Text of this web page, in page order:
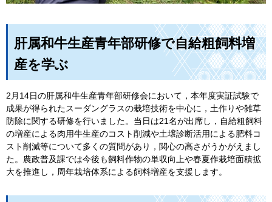
肝属和牛生産青年部研修で自給粗飼料増
産を学ぶ
2月14日の肝属和牛生産青年部研修会において，本年度実証試験で
成果が得られたスーダングラスの栽培技術を中心に，土作りや雑草
防除に関する研修を行いました。当日は21名が出席し，自給粗飼料
の増産による肉用牛生産のコスト削減や土壌診断活用による肥料コ
スト削減等について多くの質問があり，関心の高さがうかがえまし
た。農政普及課では今後も飼料作物の単収向上や春夏作栽培面積拡
大を推進し，周年栽培体系による飼料増産を支援します。